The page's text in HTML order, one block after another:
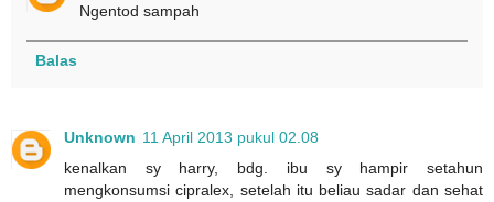
Ngentod sampah
Balas
Unknown 11 April 2013 pukul 02.08
kenalkan sy harry, bdg. ibu sy hampir setahun
mengkonsumsi cipralex, setelah itu beliau sadar dan sehat